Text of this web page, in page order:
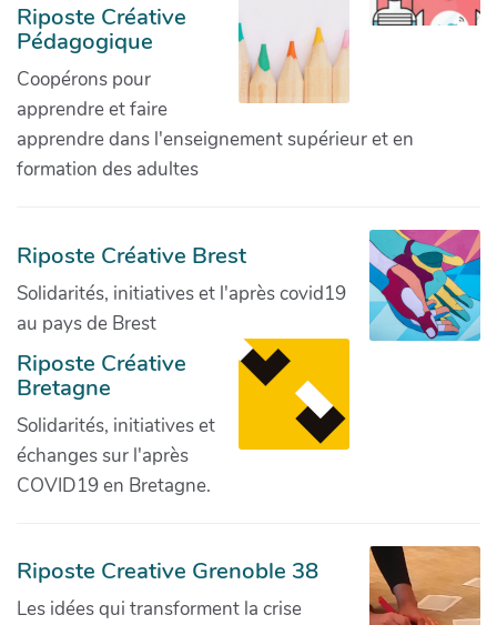
Riposte Créative
Pédagogique
Coopérons pour
apprendre et faire
apprendre dans l'enseignement supérieur et en
formation des adultes
Riposte Créative Brest
Solidarités, initiatives et l'après covid19
au pays de Brest
Riposte Créative
Bretagne
Solidarités, initiatives et
échanges sur l'après
COVID19 en Bretagne.
Riposte Creative Grenoble 38
Les idées qui transforment la crise